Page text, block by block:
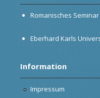
Romanisches
Eberhard Karls
Information
Impressum